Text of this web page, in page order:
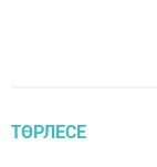
ТӨРЛЕСЕ